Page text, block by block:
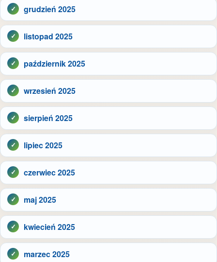
grudzień 2025
listopad 2025
październik 2025
wrzesień 2025
sierpień 2025
lipiec 2025
czerwiec 2025
maj 2025
kwiecień 2025
marzec 2025